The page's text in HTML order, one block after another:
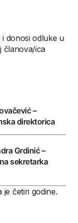
donosi odluke u
članova/ica
–
direktorica
Grdinić –
sekretarka
četiri godine.